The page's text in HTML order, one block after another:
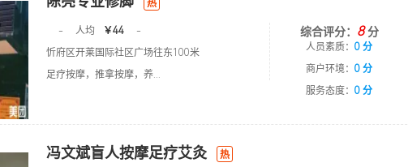
热
- 人均 ￥44
-
忻府区开莱国际社区广场往东100米
足疗按摩，推拿按摩，养...
综合评分： 8分
人员素质： 0 分
商户环境： 0 分
服务态度： 0 分
冯文斌盲人按摩足疗艾灸 热